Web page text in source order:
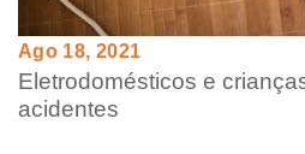
Ago 18, 2021
Eletrodomésticos e
acidentes